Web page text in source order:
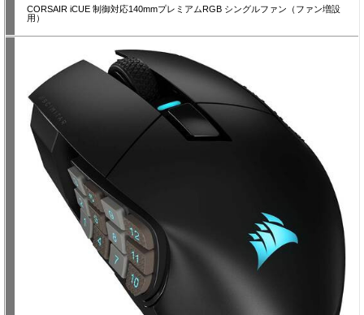
CORSAIR iCUE 制御対応140mmプレミアムRGB シングルファン（ファン増設
用）